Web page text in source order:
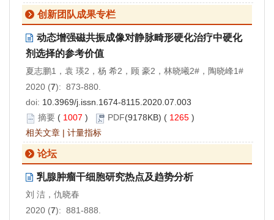
创新团队成果专栏
动态增强磁共振成像对静脉畸形硬化治疗中硬化
剂选择的参考价值
夏志鹏1，袁 瑛2，杨 希2，顾 豪2，林晓曦2#，陶晓峰1#
2020 (7): 873-880.
doi: 10.3969/j.issn.1674-8115.2020.07.003
摘要 ( 1007 ) PDF(9178KB) ( 1265 )
相关文章 | 计量指标
论坛
乳腺肿瘤干细胞研究热点及趋势分析
刘 洁，仇晓春
2020 (7): 881-888.